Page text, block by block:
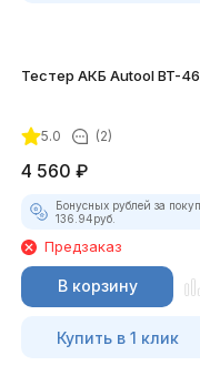
Тестер АКБ Autool BT-
5.0 (2)
4 560 ₽
Бонусных рублей за
136.94руб.
Предзаказ
В корзину
Купить в 1 клик